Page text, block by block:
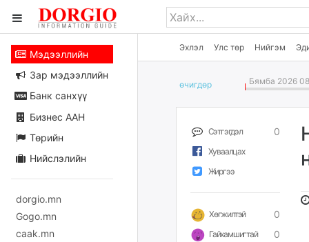
Эхлэл Улс төр Нийгэм
Мэдээллийн
Зар мэдээллийн
Банк санхүү
Бизнес ААН
Төрийн
Нийслэлийн
dorgio.mn
Gogo.mn
caak.mn
өчигдѳр Бямба 2026
Сэтгэгдэл 0
Хуваалцах
Жиргээ
Хөгжилтэй 0
Гайхамшигтай 0